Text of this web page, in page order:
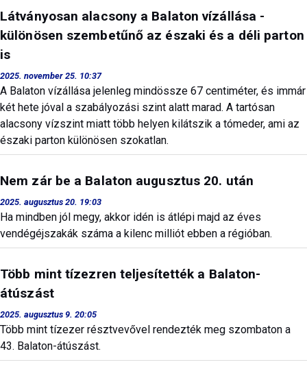
Látványosan alacsony a Balaton vízállása -
különösen szembetűnő az északi és a déli parton
is
2025. november 25. 10:37
A Balaton vízállása jelenleg mindössze 67 centiméter, és immár
két hete jóval a szabályozási szint alatt marad. A tartósan
alacsony vízszint miatt több helyen kilátszik a tómeder, ami az
északi parton különösen szokatlan.
Nem zár be a Balaton augusztus 20. után
2025. augusztus 20. 19:03
Ha mindben jól megy, akkor idén is átlépi majd az éves
vendégéjszakák száma a kilenc milliót ebben a régióban.
Több mint tízezren teljesítették a Balaton-
átúszást
2025. augusztus 9. 20:05
Több mint tízezer résztvevővel rendezték meg szombaton a
43. Balaton-átúszást.